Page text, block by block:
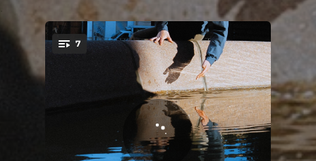
You're all set!
7